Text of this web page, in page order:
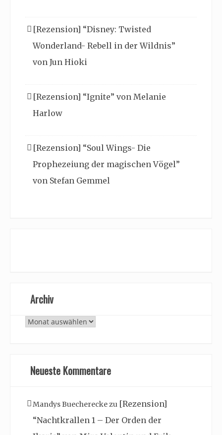
[Rezension] “Disney: Twisted
Wonderland- Rebell in der Wildnis”
von Jun Hioki
[Rezension] “Ignite” von Melanie
Harlow
[Rezension] “Soul Wings- Die
Prophezeiung der magischen Vögel”
von Stefan Gemmel
Archiv
Archiv
Neueste Kommentare
Mandys Buechereckezu [Rezension]
“Nachtkrallen 1 – Der Orden der